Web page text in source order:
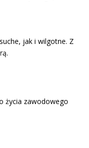
jak i wilgotne. Z
życia zawodowego